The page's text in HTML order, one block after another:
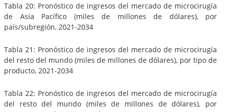
Tabla 20: Pronóstico de ingresos del mercado de microcirugía
de Asia Pacífico (miles de millones de dólares), por
país/subregión, 2021-2034
Tabla 21: Pronóstico de ingresos del mercado de microcirugía
del resto del mundo (miles de millones de dólares), por tipo de
producto, 2021-2034
Tabla 22: Pronóstico de ingresos del mercado de microcirugía
del resto del mundo (miles de millones de dólares), por